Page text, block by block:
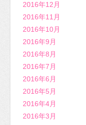
2016年12月
2016年11月
2016年10月
2016年9月
2016年8月
2016年7月
2016年6月
2016年5月
2016年4月
2016年3月